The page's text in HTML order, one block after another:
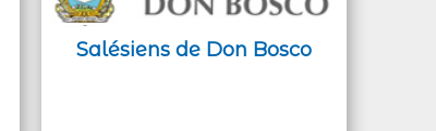
Salésiens de Don Bosco